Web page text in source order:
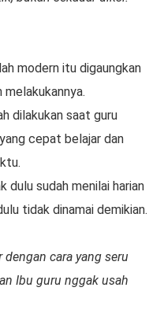
modern itu digaungkan
dilakukan saat guru
cepat belajar dan
dulu sudah menilai harian
tidak dinamai demikian.
cara yang seru
Ibu guru nggak usah